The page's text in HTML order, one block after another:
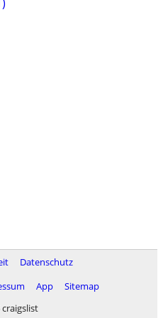
Datenschutz
App
Sitemap